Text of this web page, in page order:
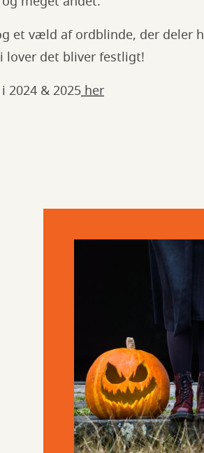
et væld af ordblinde, der deler
lover det bliver festligt!
2024 & 2025her